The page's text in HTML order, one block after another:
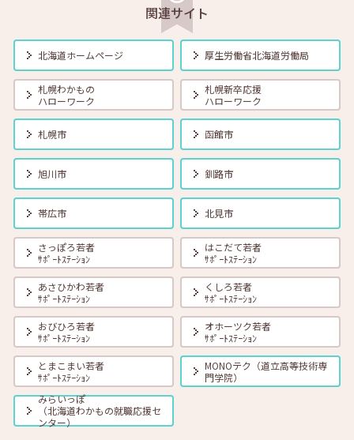
在職者
【函館・対面】6月17日（水）就勝塾 採用につながる応募書類の書き
方 13:30～14:30
2026年06月01日(月) 学生 求職者
【帯広・対面】6月19日（金） 就勝塾 会話力アップ～アサーティブ・
コミュニケーション～ 11:00～11:40
学生
【オンライン】6月23日（火）採用につながる応募書類の書き方 14:00
～14:45
2026年06月01日(月) 学生 求職者
【オンライン】6月25日（木）小さな夢からかなえてみよう 14:00～
14:30
関連サイト
北海道ホームページ 厚生労働省北海道労働局
札幌わかもの
ハローワーク
札幌新卒応援
ハローワーク
札幌市 函館市
旭川市 釧路市
帯広市 北見市
さっぽろ若者
ｻﾎﾟｰﾄｽﾃｰｼｮﾝ
はこだて若者
ｻﾎﾟｰﾄｽﾃｰｼｮﾝ
あさひかわ若者
ｻﾎﾟｰﾄｽﾃｰｼｮﾝ
くしろ若者
ｻﾎﾟｰﾄｽﾃｰｼｮﾝ
おびひろ若者
ｻﾎﾟｰﾄｽﾃｰｼｮﾝ
オホーツク若者
ｻﾎﾟｰﾄｽﾃｰｼｮﾝ
とまこまい若者
ｻﾎﾟｰﾄｽﾃｰｼｮﾝ
MONOテク（道立高等技術専
門学院）
みらいっぽ
（北海道わかもの就職応援セ
ンター）